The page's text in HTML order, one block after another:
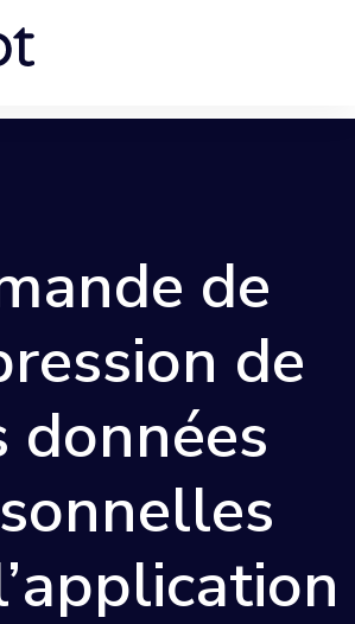
de
de
données